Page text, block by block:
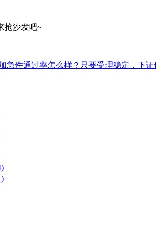
抢沙发吧~
急件通过率怎么样？只要受理稳定，下证